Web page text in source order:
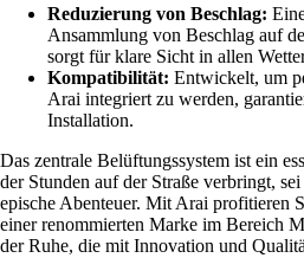
Reduzierung von Beschlag:
Ansammlung von Beschlag auf
sorgt für klare Sicht in allen
Kompatibilität: Entwickelt, um
Arai integriert zu werden,
Installation.
Das zentrale Belüftungssystem ist ein
der Stunden auf der Straße verbringt,
epische Abenteuer. Mit Arai profitieren
einer renommierten Marke im Bereich
der Ruhe, die mit Innovation und